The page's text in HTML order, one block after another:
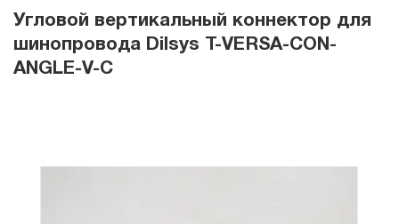
Угловой вертикальный коннектор для
шинопровода Dilsys T-VERSA-CON-
ANGLE-V-C